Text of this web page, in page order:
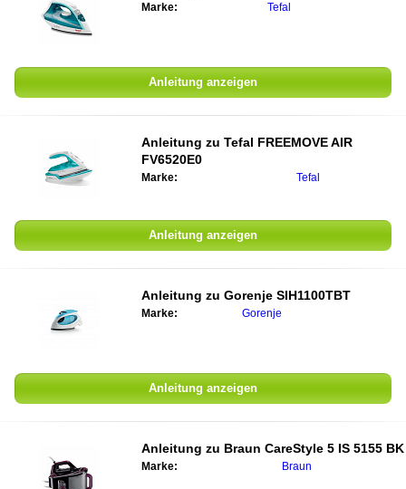
Marke: Tefal
Anleitung anzeigen
Anleitung zu Tefal FREEMOVE AIR
FV6520E0
Marke: Tefal
Anleitung anzeigen
Anleitung zu Gorenje SIH1100TBT
Marke: Gorenje
Anleitung anzeigen
Anleitung zu Braun CareStyle 5 IS 5155 BK
Marke: Braun